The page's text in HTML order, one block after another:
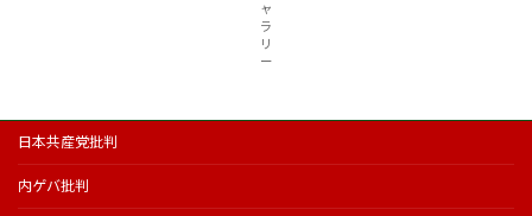
ャ
ラ
リ
ー
日本共産党批判
内ゲバ批判